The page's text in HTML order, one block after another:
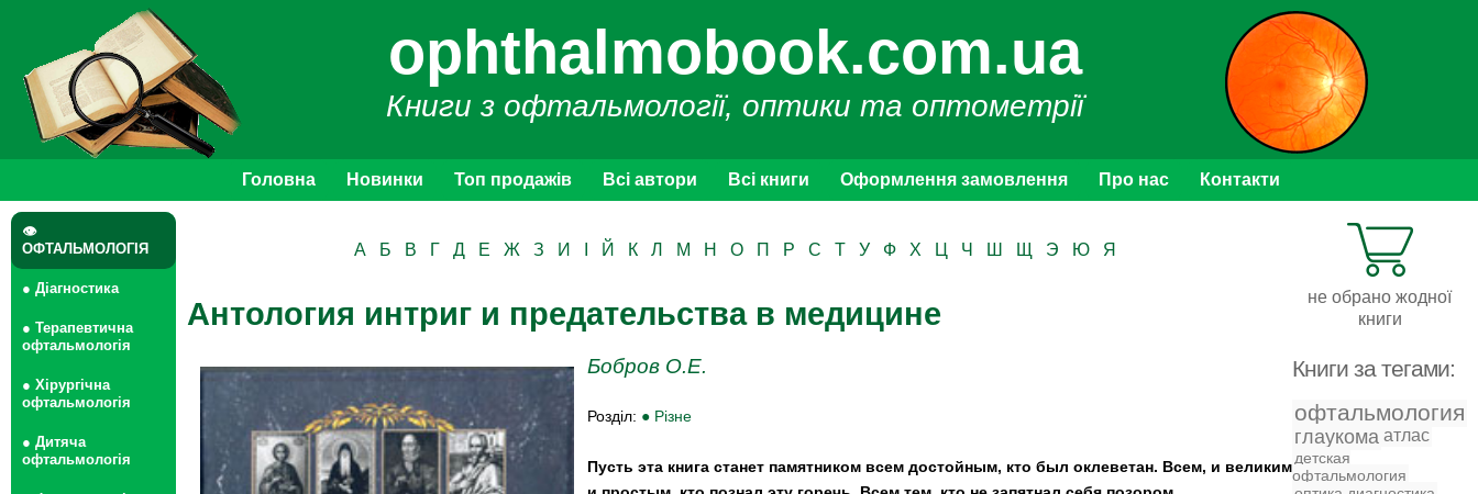
ophthalmobook.com.ua
Книги з офтальмології, оптики та оптометрії
Головна Новинки Топ продажів Всі автори Всі книги Оформлення замовлення Про нас Контакти
👁
ОФТАЛЬМОЛОГІЯ
● Діагностика
● Терапевтична
офтальмологія
● Хірургічна
офтальмологія
● Дитяча
офтальмологія
А Б В Г Д Е Ж З И Й К Л М Н О П Р С Т У Ф Х Ц Ч Ш Щ Э Ю Я
Антология интриг и предательства в медицине
Бобров О.Е.
Розділ: ● Різне
Пусть эта книга станет памятником всем достойным, кто был оклеветан. Всем, и великим
не обрано жодної
книги
Книги за тегами:
офтальмология
глаукома атлас
детская
офтальмология